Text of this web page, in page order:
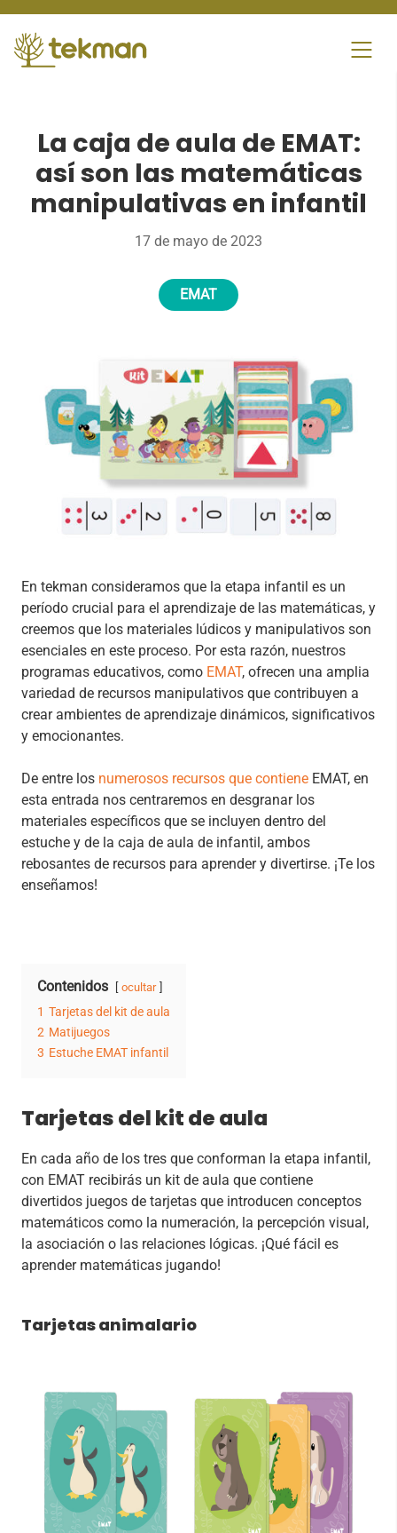
content
La caja de aula de EMAT:
así son las matemáticas
manipulativas en infantil
17 de mayo de 2023
EMAT
En tekman consideramos que la etapa infantil es un
período crucial para el aprendizaje de las matemáticas, y
creemos que los materiales lúdicos y manipulativos son
esenciales en este proceso. Por esta razón, nuestros
programas educativos, como EMAT, ofrecen una amplia
variedad de recursos manipulativos que contribuyen a
crear ambientes de aprendizaje dinámicos, significativos
y emocionantes.
De entre los numerosos recursos que contiene EMAT, en
esta entrada nos centraremos en desgranar los
materiales específicos que se incluyen dentro del
estuche y de la caja de aula de infantil, ambos
rebosantes de recursos para aprender y divertirse. ¡Te los
enseñamos!
Contenidos ocultar
1 Tarjetas del kit de aula
2 Matijuegos
3 Estuche EMAT infantil
Tarjetas del kit de aula
En cada año de los tres que conforman la etapa infantil,
con EMAT recibirás un kit de aula que contiene
divertidos juegos de tarjetas que introducen conceptos
matemáticos como la numeración, la percepción visual,
la asociación o las relaciones lógicas. ¡Qué fácil es
aprender matemáticas jugando!
Tarjetas animalario